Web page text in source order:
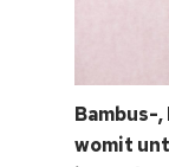
Bambus-
womit